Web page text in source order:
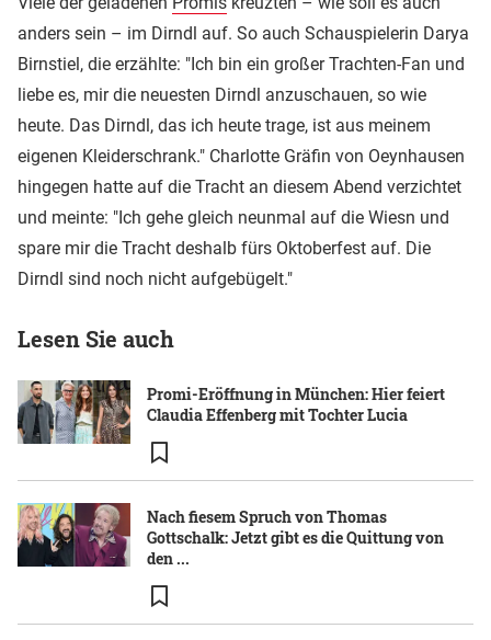
anders sein – im Dirndl auf. So auch Schauspielerin Darya
Birnstiel, die erzählte: "Ich bin ein großer Trachten-Fan und
liebe es, mir die neuesten Dirndl anzuschauen, so wie
heute. Das Dirndl, das ich heute trage, ist aus meinem
eigenen Kleiderschrank." Charlotte Gräfin von Oeynhausen
hingegen hatte auf die Tracht an diesem Abend verzichtet
und meinte: "Ich gehe gleich neunmal auf die Wiesn und
spare mir die Tracht deshalb fürs Oktoberfest auf. Die
Dirndl sind noch nicht aufgebügelt."
Lesen Sie auch
Promi-Eröffnung in München: Hier feiert
Claudia Effenberg mit Tochter Lucia
Nach fiesem Spruch von Thomas
Gottschalk: Jetzt gibt es die Quittung von
den ...